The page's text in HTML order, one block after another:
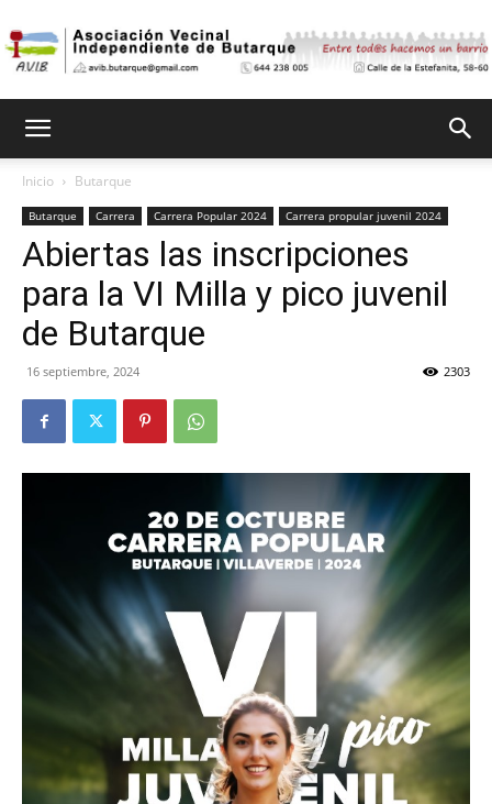
Vecinal
Butarque
Inicio Butarque
Butarque Carrera Carrera Popular 2024 Carrera propular juvenil 2024
Abiertas las inscripciones
para la VI Milla y pico juvenil
de Butarque
16 septiembre, 2024 2303